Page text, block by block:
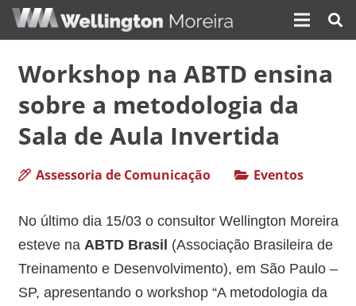
Workshop na ABTD ensina
sobre a metodologia da
Sala de Aula Invertida
Assessoria de Comunicação Eventos
No último dia 15/03 o consultor Wellington Moreira
esteve na ABTD Brasil (Associação Brasileira de
Treinamento e Desenvolvimento), em São Paulo –
SP, apresentando o workshop “A metodologia da